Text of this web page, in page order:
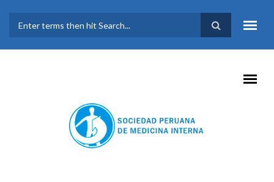
FORMULARIO DE
BÚSQUEDA